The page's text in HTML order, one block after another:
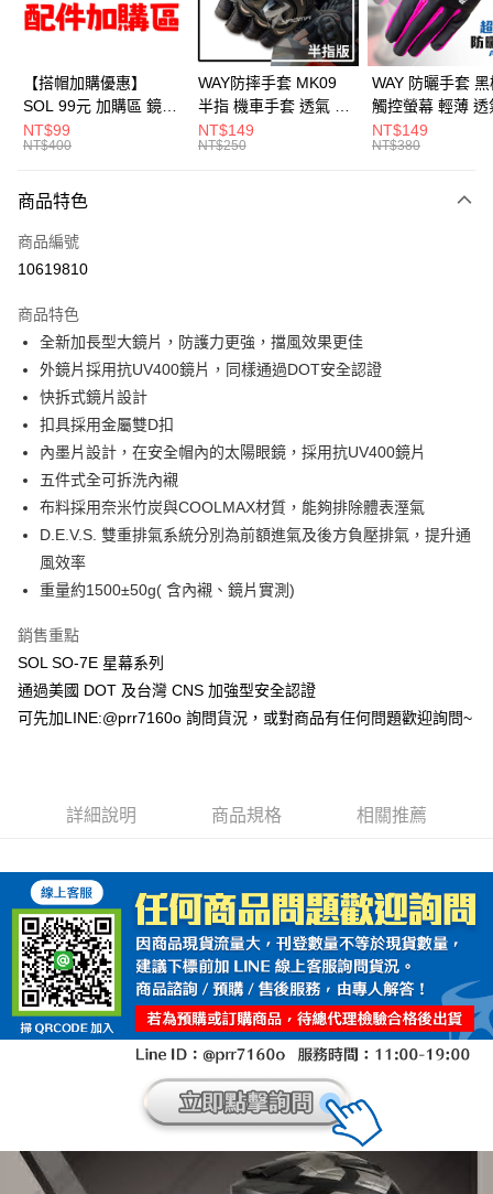
全家取貨付款(安全帽一頂以上請選宅配)
每筆NT$60，滿NT$1,000(含以上)免運費
7-11取貨付款(安全帽一頂以上請選宅配)
每筆NT$100，滿NT$1,000(含以上)免運費
【搭帽加購優惠】
SOL 99元 加購區 鏡片
內襯 內置墨鏡 防水帽
袋 安全帽配件
NT$99
NT$400
WAY防摔手套 MK09
半指 機車手套 透氣 硬
殼護具 騎車 腳踏車 爬
山 釣魚 MK-09 耀瑪騎
NT$149
NT$250
WAY 防曬手套
觸控螢幕 輕薄 透
滑 反光 機車手套
A016 耀瑪騎士安
NT$149
NT$380
商品特色
商品編號
10619810
商品特色
全新加長型大鏡片，防護力更強，擋風效果更佳
外鏡片採用抗UV400鏡片，同樣通過DOT安全認證
快拆式鏡片設計
扣具採用金屬雙D扣
內墨片設計，在安全帽內的太陽眼鏡，採用抗UV400鏡片
五件式全可拆洗內襯
布料採用奈米竹炭與COOLMAX材質，能夠排除體表溼氣
D.E.V.S. 雙重排氣系統分別為前額進氣及後方負壓排氣，提升通
風效率
重量約1500±50g( 含內襯、鏡片實測)
銷售重點
SOL SO-7E 星幕系列
通過美國 DOT 及台灣 CNS 加強型安全認證
可先加LINE:@prr7160o 詢問貨況，或對商品有任何問題歡迎詢問~
詳細說明 商品規格 相關推薦